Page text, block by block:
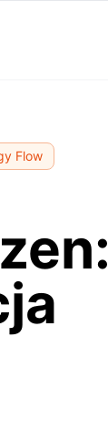
Flow